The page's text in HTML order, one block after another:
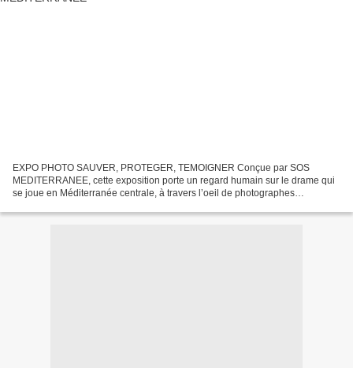
EXPO PHOTO SAUVER, PROTEGER, TEMOIGNER Conçue par SOS
MEDITERRANEE, cette exposition porte un regard humain sur le drame qui
se joue en Méditerranée centrale, à travers l’oeil de photographes